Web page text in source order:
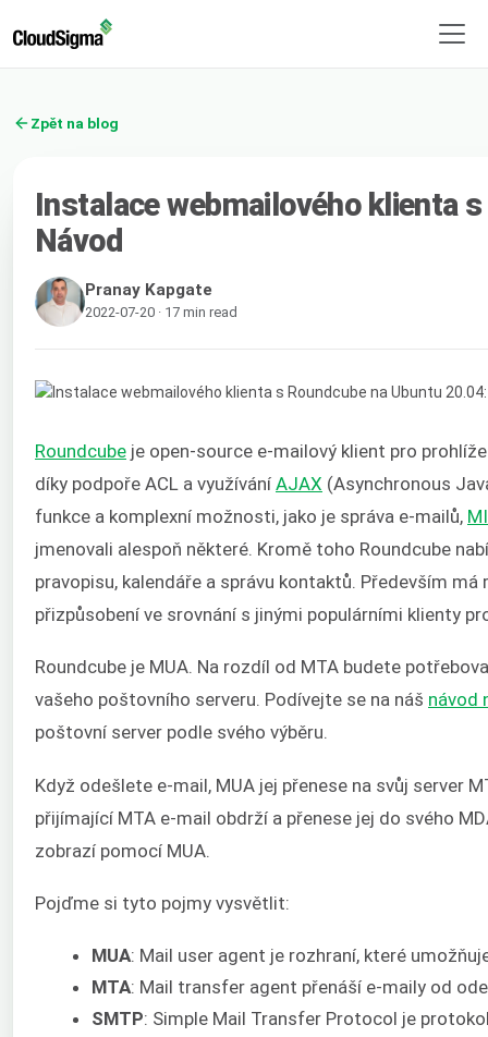
Zpět na blog
Instalace webmailového klienta
Návod
Pranay Kapgate
2022-07-20 · 17 min read
Roundcube je open-source e-mailový klient pro
díky podpoře ACL a využívání AJAX (Asynchronous
funkce a komplexní možnosti, jako je správa e-mailů,
jmenovali alespoň některé. Kromě toho Roundcube
pravopisu, kalendáře a správu kontaktů. Především
přizpůsobení ve srovnání s jinými populárními klienty
Roundcube je MUA. Na rozdíl od MTA budete
vašeho poštovního serveru. Podívejte se na náš návod
poštovní server podle svého výběru.
Když odešlete e-mail, MUA jej přenese na svůj server
přijímající MTA e-mail obdrží a přenese jej do svého
zobrazí pomocí MUA.
Pojďme si tyto pojmy vysvětlit:
MUA: Mail user agent je rozhraní, které
MTA: Mail transfer agent přenáší e-maily od
SMTP: Simple Mail Transfer Protocol je